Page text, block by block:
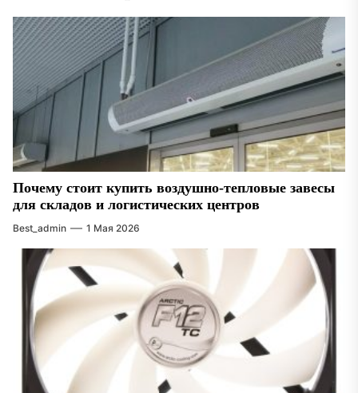
Почему стоит купить воздушно-тепловые завесы
для складов и логистических центров
Best_admin 1 Мая 2026